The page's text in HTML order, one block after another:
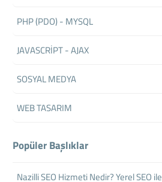
PHP (PDO) - MYSQL
JAVASCRİPT - AJAX
SOSYAL MEDYA
WEB TASARIM
Popüler Başlıklar
Nazilli SEO Hizmeti Nedir? Yerel SEO ile